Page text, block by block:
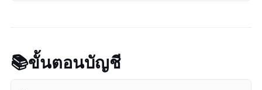
📚 ขั้นตอนบัญชี